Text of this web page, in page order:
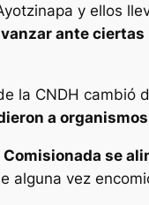
y ellos
ante
la CNDH cambió
a
Comisionada se
alguna vez